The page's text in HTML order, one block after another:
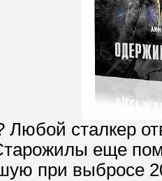
сталкер
еще
при выбросе